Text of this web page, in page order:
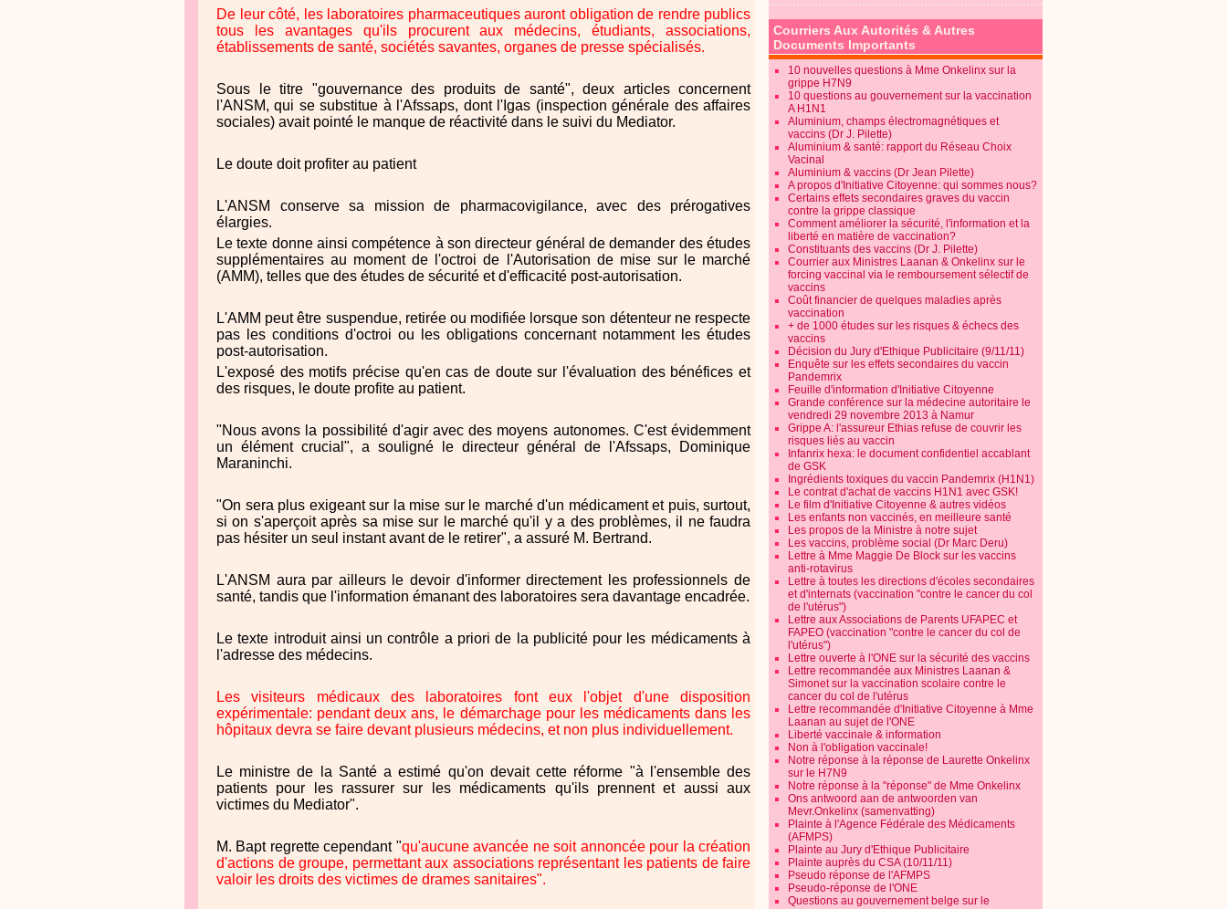
De leur côté, les laboratoires pharmaceutiques auront obligation de rendre publics
tous les avantages qu'ils procurent aux médecins, étudiants, associations,
établissements de santé, sociétés savantes, organes de presse spécialisés.
Sous le titre "gouvernance des produits de santé", deux articles concernent
l'ANSM, qui se substitue à l'Afssaps, dont l'Igas (inspection générale des affaires
sociales) avait pointé le manque de réactivité dans le suivi du Mediator.
Le doute doit profiter au patient
L'ANSM conserve sa mission de pharmacovigilance, avec des prérogatives
élargies.
Le texte donne ainsi compétence à son directeur général de demander des études
supplémentaires au moment de l'octroi de l'Autorisation de mise sur le marché
(AMM), telles que des études de sécurité et d'efficacité post-autorisation.
L'AMM peut être suspendue, retirée ou modifiée lorsque son détenteur ne respecte
pas les conditions d'octroi ou les obligations concernant notamment les études
post-autorisation.
L'exposé des motifs précise qu'en cas de doute sur l'évaluation des bénéfices et
des risques, le doute profite au patient.
"Nous avons la possibilité d'agir avec des moyens autonomes. C'est évidemment
un élément crucial", a souligné le directeur général de l'Afssaps, Dominique
Maraninchi.
"On sera plus exigeant sur la mise sur le marché d'un médicament et puis, surtout,
si on s'aperçoit après sa mise sur le marché qu'il y a des problèmes, il ne faudra
pas hésiter un seul instant avant de le retirer", a assuré M. Bertrand.
L'ANSM aura par ailleurs le devoir d'informer directement les professionnels de
santé, tandis que l'information émanant des laboratoires sera davantage encadrée.
Le texte introduit ainsi un contrôle a priori de la publicité pour les médicaments à
l'adresse des médecins.
Les visiteurs médicaux des laboratoires font eux l'objet d'une disposition
expérimentale: pendant deux ans, le démarchage pour les médicaments dans les
hôpitaux devra se faire devant plusieurs médecins, et non plus individuellement.
Le ministre de la Santé a estimé qu'on devait cette réforme "à l'ensemble des
patients pour les rassurer sur les médicaments qu'ils prennent et aussi aux
victimes du Mediator".
M. Bapt regrette cependant "qu'aucune avancée ne soit annoncée pour la création
d'actions de groupe, permettant aux associations représentant les patients de faire
valoir les droits des victimes de drames sanitaires".
Courriers Aux Autorités & Autres
Documents Importants
10 nouvelles questions à Mme Onkelinx sur la
grippe H7N9
10 questions au gouvernement sur la vaccination
A H1N1
Aluminium, champs électromagnétiques et
vaccins (Dr J. Pilette)
Aluminium & santé: rapport du Réseau Choix
Vacinal
Aluminium & vaccins (Dr Jean Pilette)
A propos d'Initiative Citoyenne: qui sommes nous?
Certains effets secondaires graves du vaccin
contre la grippe classique
Comment améliorer la sécurité, l'information et la
liberté en matière de vaccination?
Constituants des vaccins (Dr J. Pilette)
Courrier aux Ministres Laanan & Onkelinx sur le
forcing vaccinal via le remboursement sélectif de
vaccins
Coût financier de quelques maladies après
vaccination
+ de 1000 études sur les risques & échecs des
vaccins
Décision du Jury d'Ethique Publicitaire (9/11/11)
Enquête sur les effets secondaires du vaccin
Pandemrix
Feuille d'information d'Initiative Citoyenne
Grande conférence sur la médecine autoritaire le
vendredi 29 novembre 2013 à Namur
Grippe A: l'assureur Ethias refuse de couvrir les
risques liés au vaccin
Infanrix hexa: le document confidentiel accablant
de GSK
Ingrédients toxiques du vaccin Pandemrix (H1N1)
Le contrat d'achat de vaccins H1N1 avec GSK!
Le film d'Initiative Citoyenne & autres vidéos
Les enfants non vaccinés, en meilleure santé
Les propos de la Ministre à notre sujet
Les vaccins, problème social (Dr Marc Deru)
Lettre à Mme Maggie De Block sur les vaccins
anti-rotavirus
Lettre à toutes les directions d'écoles secondaires
et d'internats (vaccination "contre le cancer du col
de l'utérus")
Lettre aux Associations de Parents UFAPEC et
FAPEO (vaccination "contre le cancer du col de
l'utérus")
Lettre ouverte à l'ONE sur la sécurité des vaccins
Lettre recommandée aux Ministres Laanan &
Simonet sur la vaccination scolaire contre le
cancer du col de l'utérus
Lettre recommandée d'Initiative Citoyenne à Mme
Laanan au sujet de l'ONE
Liberté vaccinale & information
Non à l'obligation vaccinale!
Notre réponse à la réponse de Laurette Onkelinx
sur le H7N9
Notre réponse à la "réponse" de Mme Onkelinx
Ons antwoord aan de antwoorden van
Mevr.Onkelinx (samenvatting)
Plainte à l'Agence Fédérale des Médicaments
(AFMPS)
Plainte au Jury d'Ethique Publicitaire
Plainte auprès du CSA (10/11/11)
Pseudo réponse de l'AFMPS
Pseudo-réponse de l'ONE
Questions au gouvernement belge sur le